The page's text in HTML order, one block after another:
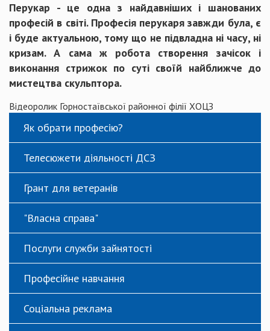
Перукар - це одна з найдавніших і шанованих
професій в світі. Професія перукаря завжди була, є
і буде актуальною, тому що не підвладна ні часу, ні
кризам. А сама ж робота створення зачісок і
виконання стрижок по суті своїй найближче до
мистецтва скульптора.
Відеоролик Горностаївської районної філії ХОЦЗ
Як обрати професію?
Телесюжети діяльності ДСЗ
Грант для ветеранів
"Власна справа"
Послуги служби зайнятості
Професійне навчання
Соціальна реклама